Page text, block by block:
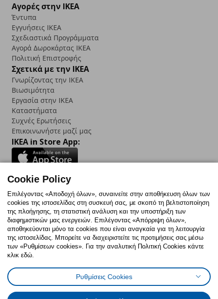
Αγορές στην IKEA
Έντυπα
Εγγυήσεις IKEA
Σχεδιαστικά Προγράμματα
Αγορά Δωρoκάρτας IKEA
Πολιτική Επιστροφής
Σχετικά με την IKEA
Γνωρίζοντας την IKEA
Βιωσιμότητα
Εργασία στην IKEA
Καταστήματα
Συχνές Ερωτήσεις
Επικοινωνήστε μαζί μας
IKEA in Store App:
Follow us:
FacebookInstagram
TikTokYoutubePinterestTwitter
Πολιτική CookiesΔήλωση ψηφιακής προσβασιμότητας
Ρυθμίσεις cookiesΌροι Χρήσης
Γενική Πολιτική Προσωπικών Δεδομένων
Cookie Policy
Επιλέγοντας «Αποδοχή όλων», συναινείτε στην αποθήκευση όλων των
cookies της ιστοσελίδας στη συσκευή σας, με σκοπό τη βελτιστοποίηση
της πλοήγησης, τη στατιστική ανάλυση και την υποστήριξη των
διαφημιστικών μας ενεργειών. Επιλέγοντας «Απόρριψη όλων»,
αποθηκεύονται μόνο τα cookies που είναι αναγκαία για τη λειτουργία
της ιστοσελίδας. Μπορείτε να διαχειριστείτε τις προτιμήσεις σας μέσω
των «Ρυθμίσεων cookies». Για την αναλυτική Πολιτική Cookies κάντε
κλικ εδώ.
Ρυθμίσεις Cookies